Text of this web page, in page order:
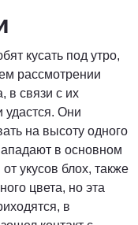
кусать под утро,
рассмотрении
в связи с их
удастся. Они
на высоту одного
в основном
укусов блох, также
цвета, но эта
в